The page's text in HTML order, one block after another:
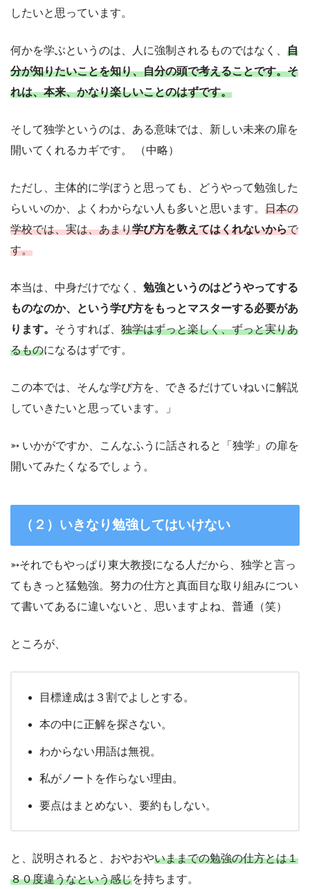
したいと思っています。
何かを学ぶというのは、人に強制されるものではなく、 自
分が知りたいことを知り、自分の頭で考えることです。そ
れは、本来、かなり楽しいことのはずです。
そして独学というのは、ある意味では、新しい未来の扉を
開いてくれるカギです。 （中略）
ただし、主体的に学ぼうと思っても、どうやって勉強した
らいいのか、よくわからない人も多いと思います。 日本の
学校では、実は、あまり学び方を教えてはくれないからで
す。
本当は、中身だけでなく、 勉強というのはどうやってする
ものなのか、という学び方をもっとマスターする必要があ
ります。 そうすれば、 独学はずっと楽しく、ずっと実りあ
るものになるはずです。
この本では、そんな学び方を、できるだけていねいに解説
していきたいと思っています。」
➳ いかがですか、こんなふうに話されると「独学」の扉を
開いてみたくなるでしょう。
（２）いきなり勉強してはいけない
➳それでもやっぱり東大教授になる人だから、独学と言っ
てもきっと猛勉強。努力の仕方と真面目な取り組みについ
て書いてあるに違いないと、思いますよね、普通（笑）
ところが、
目標達成は３割でよしとする。
本の中に正解を探さない。
わからない用語は無視。
私がノートを作らない理由。
要点はまとめない、要約もしない。
と、説明されると、おやおやいままでの勉強の仕方とは１
８０度違うなという感じを持ちます。